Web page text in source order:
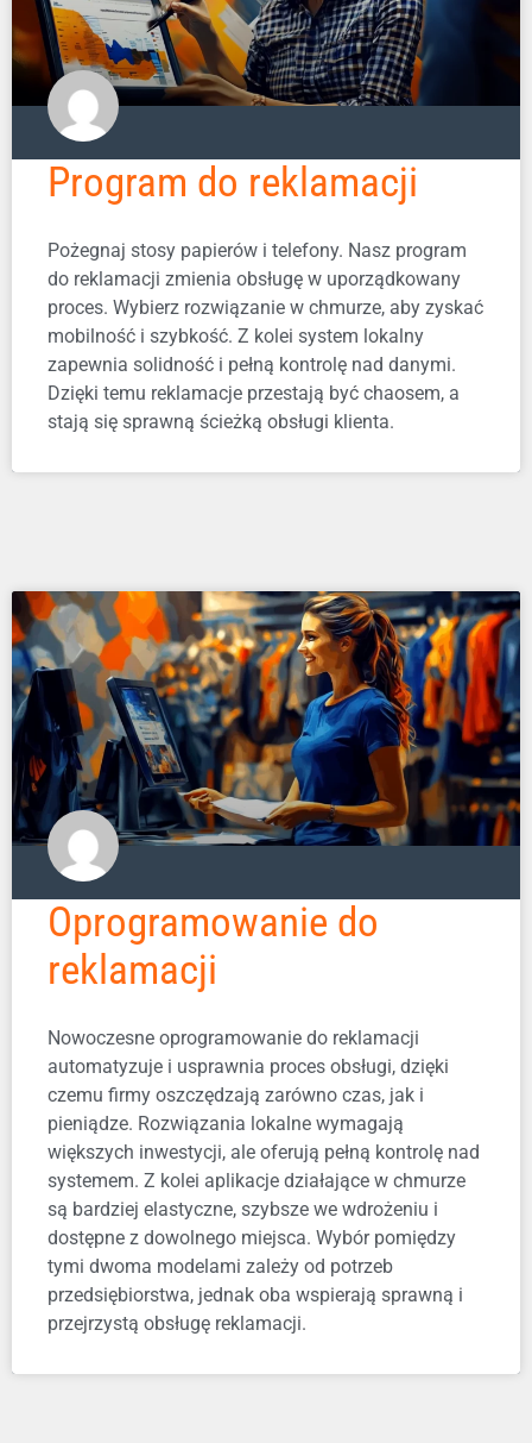
Program do reklamacji
Pożegnaj stosy papierów i telefony. Nasz program
do reklamacji zmienia obsługę w uporządkowany
proces. Wybierz rozwiązanie w chmurze, aby zyskać
mobilność i szybkość. Z kolei system lokalny
zapewnia solidność i pełną kontrolę nad danymi.
Dzięki temu reklamacje przestają być chaosem, a
stają się sprawną ścieżką obsługi klienta.
Oprogramowanie do
reklamacji
Nowoczesne oprogramowanie do reklamacji
automatyzuje i usprawnia proces obsługi, dzięki
czemu firmy oszczędzają zarówno czas, jak i
pieniądze. Rozwiązania lokalne wymagają
większych inwestycji, ale oferują pełną kontrolę nad
systemem. Z kolei aplikacje działające w chmurze
są bardziej elastyczne, szybsze we wdrożeniu i
dostępne z dowolnego miejsca. Wybór pomiędzy
tymi dwoma modelami zależy od potrzeb
przedsiębiorstwa, jednak oba wspierają sprawną i
przejrzystą obsługę reklamacji.